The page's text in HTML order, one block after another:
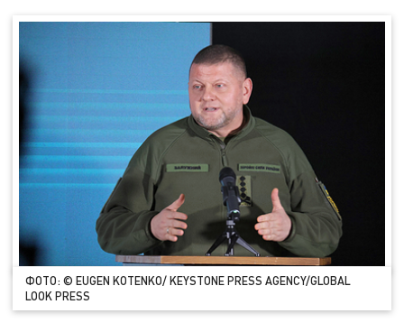
ФОТО: © EUGEN KOTENKO/ KEYSTONE PRESS AGENCY/GLOBAL
LOOK PRESS